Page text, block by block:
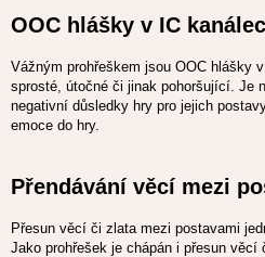
OOC hlášky v IC
Vážným prohřeškem jsou OOC hlášky
sprosté, útočné či jinak pohoršující. Je
negativní důsledky hry pro jejich
emoce do hry.
Přendávání věcí mezi
Přesun věcí či zlata mezi postavami
Jako prohřešek je chápán i přesun věcí